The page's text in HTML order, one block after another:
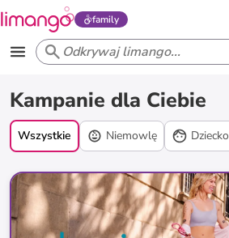
family
Kampanie
promocyjne
Kampanie dla Ciebie
Wszystkie Niemowlę Dziecko